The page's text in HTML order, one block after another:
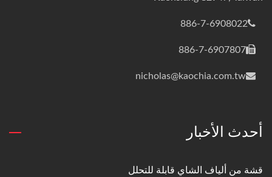
886-7-6908022
886-7-6907807
nicholas@kaochia.com.tw
أحدث الأخبار
قشة من ألياف الشاي قابلة للتحلل